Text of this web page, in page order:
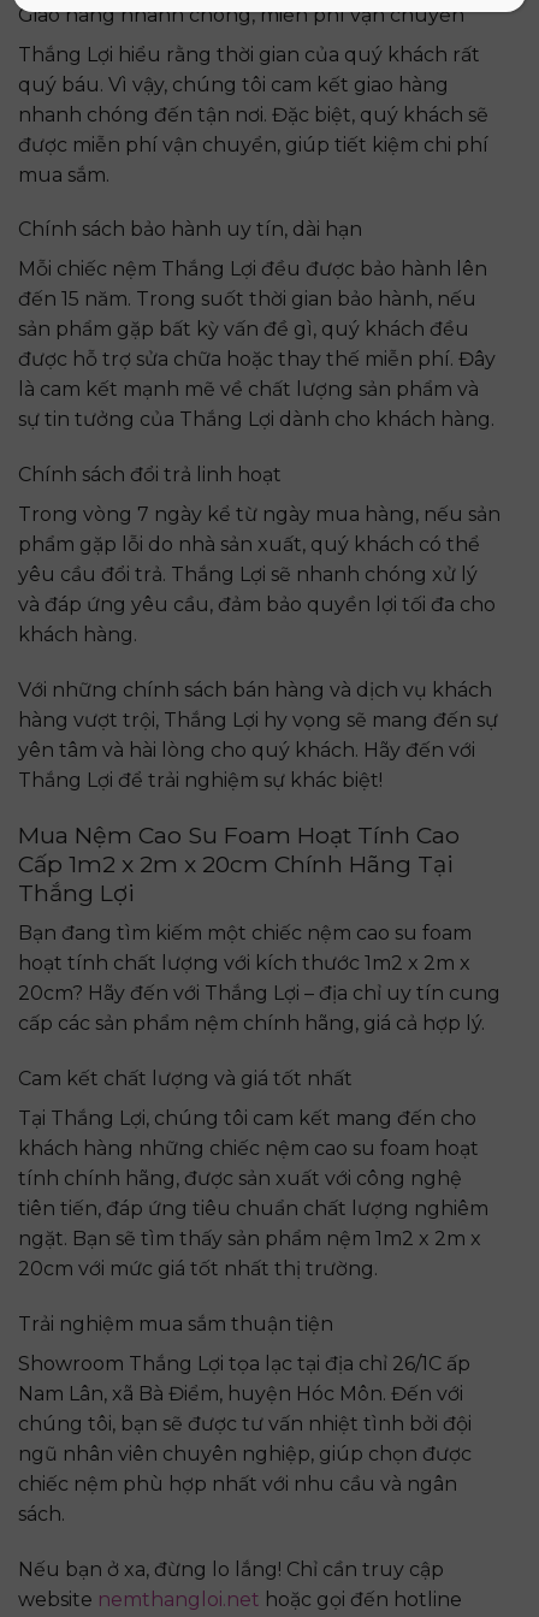
Giao hàng nhanh chóng, miễn phí vận chuyển
Thắng Lợi hiểu rằng thời gian của quý khách rất
quý báu. Vì vậy, chúng tôi cam kết giao hàng
nhanh chóng đến tận nơi. Đặc biệt, quý khách sẽ
được miễn phí vận chuyển, giúp tiết kiệm chi phí
mua sắm.
Chính sách bảo hành uy tín, dài hạn
Mỗi chiếc nệm Thắng Lợi đều được bảo hành lên
đến 15 năm. Trong suốt thời gian bảo hành, nếu
sản phẩm gặp bất kỳ vấn đề gì, quý khách đều
được hỗ trợ sửa chữa hoặc thay thế miễn phí. Đây
là cam kết mạnh mẽ về chất lượng sản phẩm và
sự tin tưởng của Thắng Lợi dành cho khách hàng.
Chính sách đổi trả linh hoạt
Trong vòng 7 ngày kể từ ngày mua hàng, nếu sản
phẩm gặp lỗi do nhà sản xuất, quý khách có thể
yêu cầu đổi trả. Thắng Lợi sẽ nhanh chóng xử lý
và đáp ứng yêu cầu, đảm bảo quyền lợi tối đa cho
khách hàng.
Với những chính sách bán hàng và dịch vụ khách
hàng vượt trội, Thắng Lợi hy vọng sẽ mang đến sự
yên tâm và hài lòng cho quý khách. Hãy đến với
Thắng Lợi để trải nghiệm sự khác biệt!
Mua Nệm Cao Su Foam Hoạt Tính Cao
Cấp 1m2 x 2m x 20cm Chính Hãng Tại
Thắng Lợi
Bạn đang tìm kiếm một chiếc nệm cao su foam
hoạt tính chất lượng với kích thước 1m2 x 2m x
20cm? Hãy đến với Thắng Lợi – địa chỉ uy tín cung
cấp các sản phẩm nệm chính hãng, giá cả hợp lý.
Cam kết chất lượng và giá tốt nhất
Tại Thắng Lợi, chúng tôi cam kết mang đến cho
khách hàng những chiếc nệm cao su foam hoạt
tính chính hãng, được sản xuất với công nghệ
tiên tiến, đáp ứng tiêu chuẩn chất lượng nghiêm
ngặt. Bạn sẽ tìm thấy sản phẩm nệm 1m2 x 2m x
20cm với mức giá tốt nhất thị trường.
Trải nghiệm mua sắm thuận tiện
Showroom Thắng Lợi tọa lạc tại địa chỉ 26/1C ấp
Nam Lân, xã Bà Điểm, huyện Hóc Môn. Đến với
chúng tôi, bạn sẽ được tư vấn nhiệt tình bởi đội
ngũ nhân viên chuyên nghiệp, giúp chọn được
chiếc nệm phù hợp nhất với nhu cầu và ngân
sách.
Nếu bạn ở xa, đừng lo lắng! Chỉ cần truy cập
website nemthangloi.net hoặc gọi đến hotline